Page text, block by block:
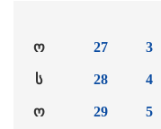
ო
ს
ო
27
28
29
3
4
5